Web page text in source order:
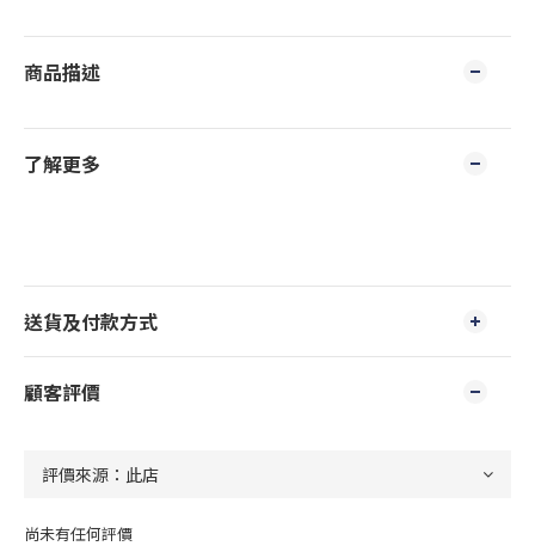
商品描述
了解更多
送貨及付款方式
顧客評價
尚未有任何評價